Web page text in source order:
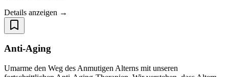
Details anzeigen →
Anti-Aging
Umarme den Weg des Anmutigen Alterns mit unseren